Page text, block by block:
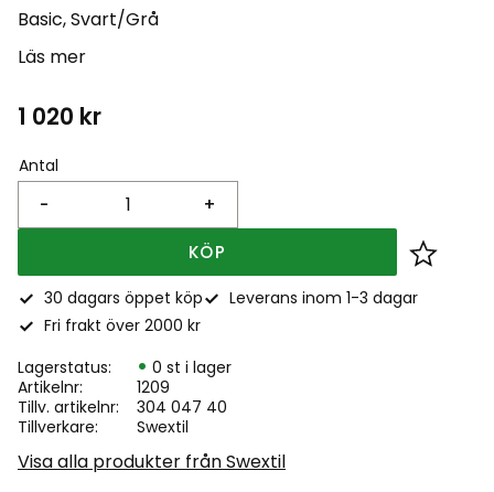
Basic, Svart/Grå
Läs mer
1 020 kr
Antal
+
-
KÖP Lägg
30 dagars öppet köp
Leverans inom 1-3 dagar
Fri frakt över 2000 kr
Lagerstatus
0 st i lager
Artikelnr
1209
Tillv. artikelnr
304 047 40
Tillverkare
Swextil
Visa alla produkter från Swextil